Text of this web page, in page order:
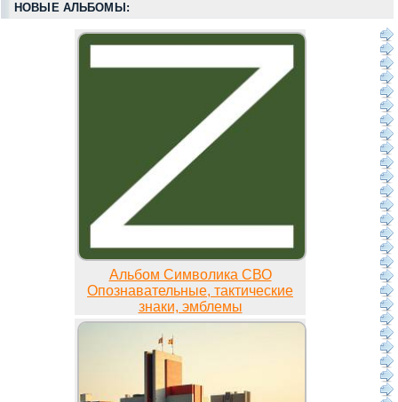
НОВЫЕ АЛЬБОМЫ:
Альбом Символика СВО
Опознавательные, тактические
знаки, эмблемы